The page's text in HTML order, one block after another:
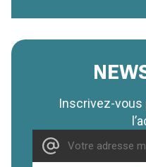
Inscrivez-vous